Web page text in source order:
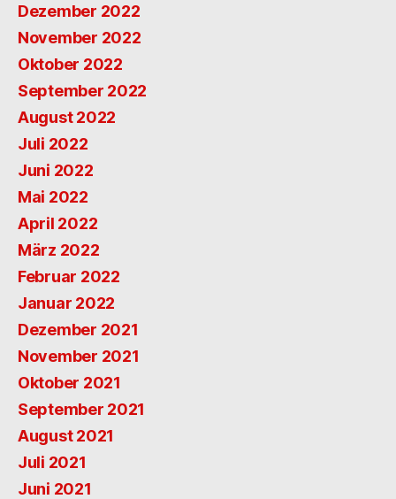
Dezember 2022
November 2022
Oktober 2022
September 2022
August 2022
Juli 2022
Juni 2022
Mai 2022
April 2022
März 2022
Februar 2022
Januar 2022
Dezember 2021
November 2021
Oktober 2021
September 2021
August 2021
Juli 2021
Juni 2021